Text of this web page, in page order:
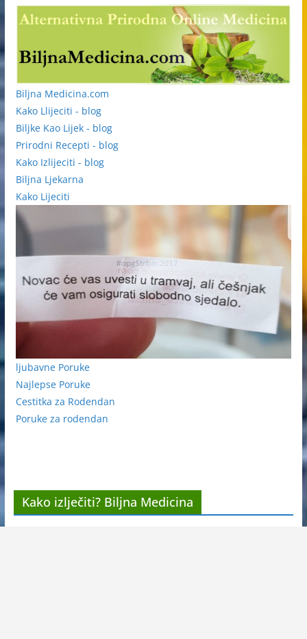
Biljna Medicina.com
Kako Llijeciti - blog
Biljke Kao Lijek - blog
Prirodni Recepti - blog
Kako Izlijeciti - blog
Biljna Ljekarna
Kako Lijeciti
ljubavne Poruke
Najlepse Poruke
Cestitka za Rodendan
Poruke za rodendan
Kako izlječiti? Biljna Medicina